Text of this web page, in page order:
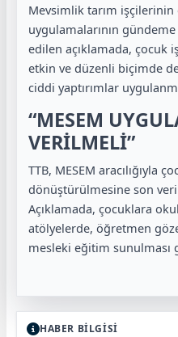
Mevsimlik tarım
uygulamalarının
edilen açıklamada, çocuk
etkin ve düzenli biçimde
ciddi yaptırımlar
“MESEM
VERİLMELİ”
TTB, MESEM aracılığıyla
dönüştürülmesine son
Açıklamada, çocuklara
atölyelerde, öğretmen
mesleki eğitim
HABER BİLGİSİ